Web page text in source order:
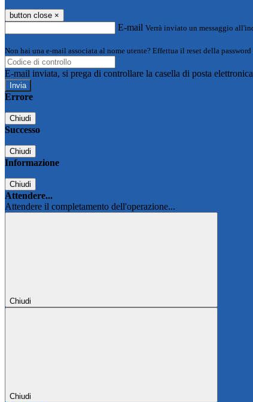
button close ×
E-mail Verrà inviato un messaggio
Non hai una e-mail associata al nome utente? Effettua il reset della
E-mail inviata, si prega di controllare la casella di posta
Errore
Chiudi
Successo
Chiudi
Informazione
Chiudi
Attendere...
Attendere il completamento dell'operazione...
Chiudi
Chiudi